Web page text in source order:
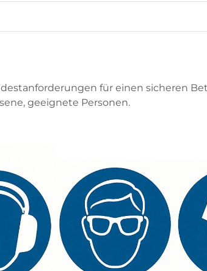
für einen sicheren
geeignete Personen.